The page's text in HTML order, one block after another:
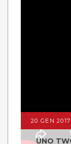
20 GEN 2017